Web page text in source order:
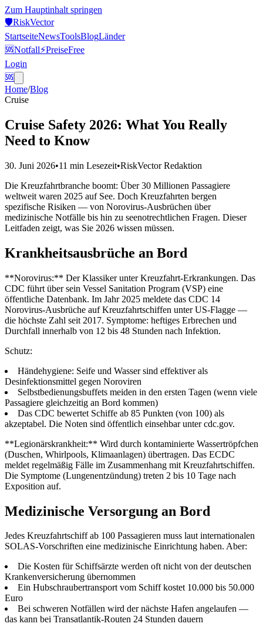
Zum Hauptinhalt springen
🛡️RiskVector
StartseiteNewsToolsBlogLänder
🆘Notfall⚡PreiseFree
Login
🆘
Home/Blog
Cruise
Cruise Safety 2026: What You Really
Need to Know
30. Juni 2026•11 min Lesezeit•RiskVector Redaktion
Die Kreuzfahrtbranche boomt: Über 30 Millionen Passagiere
weltweit waren 2025 auf See. Doch Kreuzfahrten bergen
spezifische Risiken — von Norovirus-Ausbrüchen über
medizinische Notfälle bis hin zu seenotrechtlichen Fragen. Dieser
Leitfaden zeigt, was Sie 2026 wissen müssen.
Krankheitsausbrüche an Bord
**Norovirus:** Der Klassiker unter Kreuzfahrt-Erkrankungen. Das
CDC führt über sein Vessel Sanitation Program (VSP) eine
öffentliche Datenbank. Im Jahr 2025 meldete das CDC 14
Norovirus-Ausbrüche auf Kreuzfahrtschiffen unter US-Flagge —
die höchste Zahl seit 2017. Symptome: heftiges Erbrechen und
Durchfall innerhalb von 12 bis 48 Stunden nach Infektion.
Schutz:
Händehygiene: Seife und Wasser sind effektiver als
Desinfektionsmittel gegen Noroviren
Selbstbedienungsbuffets meiden in den ersten Tagen (wenn viele
Passagiere gleichzeitig an Bord kommen)
Das CDC bewertet Schiffe ab 85 Punkten (von 100) als
akzeptabel. Die Noten sind öffentlich einsehbar unter cdc.gov.
**Legionärskrankheit:** Wird durch kontaminierte Wassertröpfchen
(Duschen, Whirlpools, Klimaanlagen) übertragen. Das ECDC
meldet regelmäßig Fälle im Zusammenhang mit Kreuzfahrtschiffen.
Die Symptome (Lungenentzündung) treten 2 bis 10 Tage nach
Exposition auf.
Medizinische Versorgung an Bord
Jedes Kreuzfahrtschiff ab 100 Passagieren muss laut internationalen
SOLAS-Vorschriften eine medizinische Einrichtung haben. Aber:
Die Kosten für Schiffsärzte werden oft nicht von der deutschen
Krankenversicherung übernommen
Ein Hubschraubertransport vom Schiff kostet 10.000 bis 50.000
Euro
Bei schweren Notfällen wird der nächste Hafen angelaufen —
das kann bei Transatlantik-Routen 24 Stunden dauern